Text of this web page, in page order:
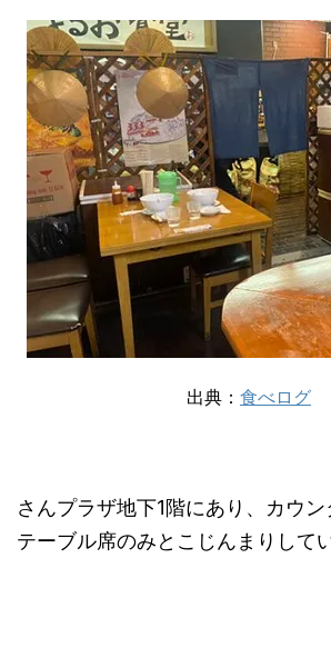
出典： 食べログ
さんプラザ地下1階にあり、カウ
テーブル席のみとこじんまりして